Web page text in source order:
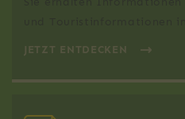
JETZT ENTDECKEN